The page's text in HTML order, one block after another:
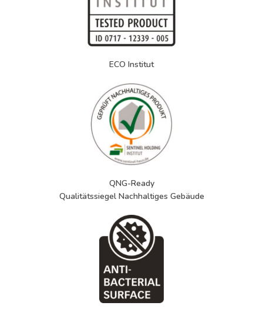
ECO Institut
QNG-Ready
Qualitätssiegel Nachhaltiges Gebäude